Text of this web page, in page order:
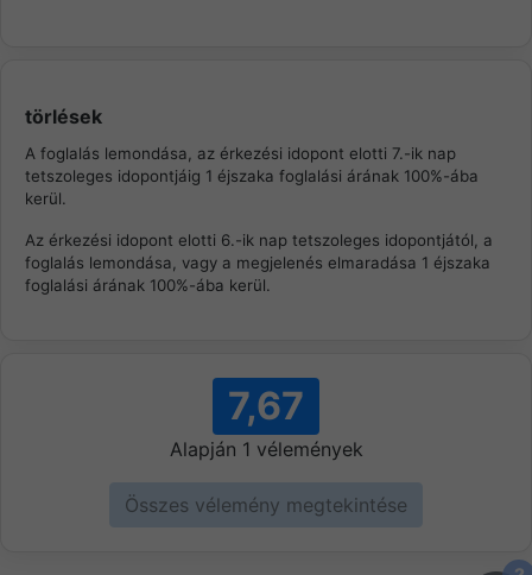
törlések
A foglalás lemondása, az érkezési idopont elotti 7.-ik nap
tetszoleges idopontjáig 1 éjszaka foglalási árának 100%-ába
kerül.
Az érkezési idopont elotti 6.-ik nap tetszoleges idopontjától, a
foglalás lemondása, vagy a megjelenés elmaradása 1 éjszaka
foglalási árának 100%-ába kerül.
7,67
Alapján 1 vélemények
Összes vélemény megtekintése